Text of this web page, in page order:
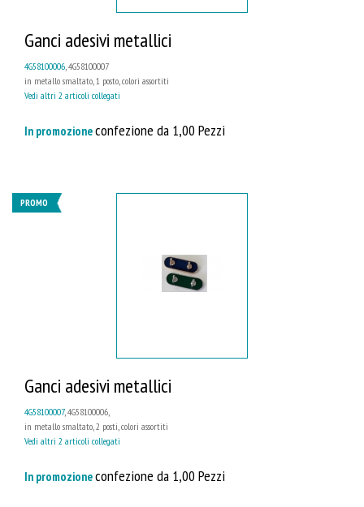
Ganci adesivi metallici
4G58100006 , 4G58100007
in metallo smaltato, 1 posto, colori assortiti
Vedi altri 2 articoli collegati
In promozioneconfezione da 1,00 Pezzi
PROMO
Ganci adesivi metallici
4G58100007, 4G58100006,
in metallo smaltato, 2 posti, colori assortiti
Vedi altri 2 articoli collegati
In promozioneconfezione da 1,00 Pezzi